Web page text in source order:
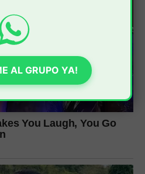
AL GRUPO YA!